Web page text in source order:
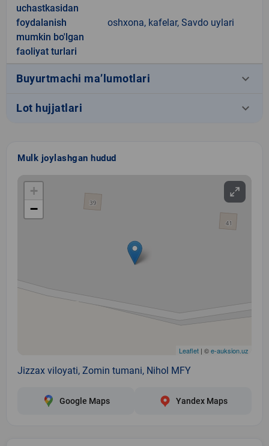
uchastkasidan
foydalanish
mumkin bo'lgan
faoliyat turlari
oshxona, kafelar, Savdo uylari
Buyurtmachi ma’lumotlari keyboard_arrow_down
Lot hujjatlari keyboard_arrow_down
Mulk joylashgan hudud
+
−
Leaflet | ©e-auksion.uz
Jizzax viloyati, Zomin tumani, Nihol MFY
Google Maps Yandex Maps